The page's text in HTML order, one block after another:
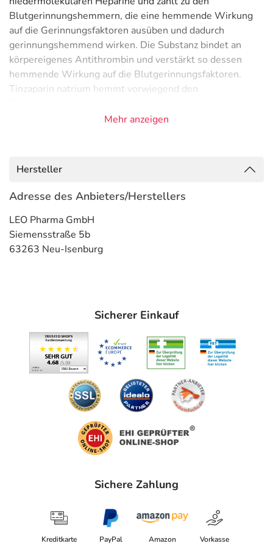
Blutgerinnungshemmern, die eine hemmende Wirkung
auf die Gerinnungsfaktoren ausüben und dadurch
gerinnungshemmend wirken. Die Substanz bindet an
körpereigenes Antithrombin und verstärkt so dessen
hemmende Wirkung auf die Blutgerinnungsfaktoren.
Tinzaparin natrium hemmt vorwiegend den
Anwendungsgebiete
(Venenthrombose)
mit Gefäßverschluss (Thromboembolie)
(tiefe Venenthrombose)
- Behandlung von Gefäßverschluss in der Lunge durch
Blutgerinnsel (Lungenembolie)
Blutgerinnseln mit Venenverschluss bei Tumorkrankheit
Gegenanzeigen
Was spricht gegen eine Anwendung?
- Überempfindlichkeit gegen die Inhaltsstoffe
- Stark verminderte Zahl an Blutplättchen durch Heparin
(HIT Typ II), auch in der Vorgeschichte
- Schwere Blutung
- Blutgerinnungsstörung mit erhöhter Blutungsneigung
- Patienten mit einer rückenmarksnahen
Leitungsanästhesie (Epiduralanästhesie,
Spinalsnästhesie)
Mehr anzeigen
Hersteller
Adresse des Anbieters/Herstellers
LEO Pharma GmbH
Siemensstraße 5b
63263 Neu-Isenburg
Sicherer Einkauf
Sichere Zahlung
Kreditkarte PayPal Amazon Vorkasse